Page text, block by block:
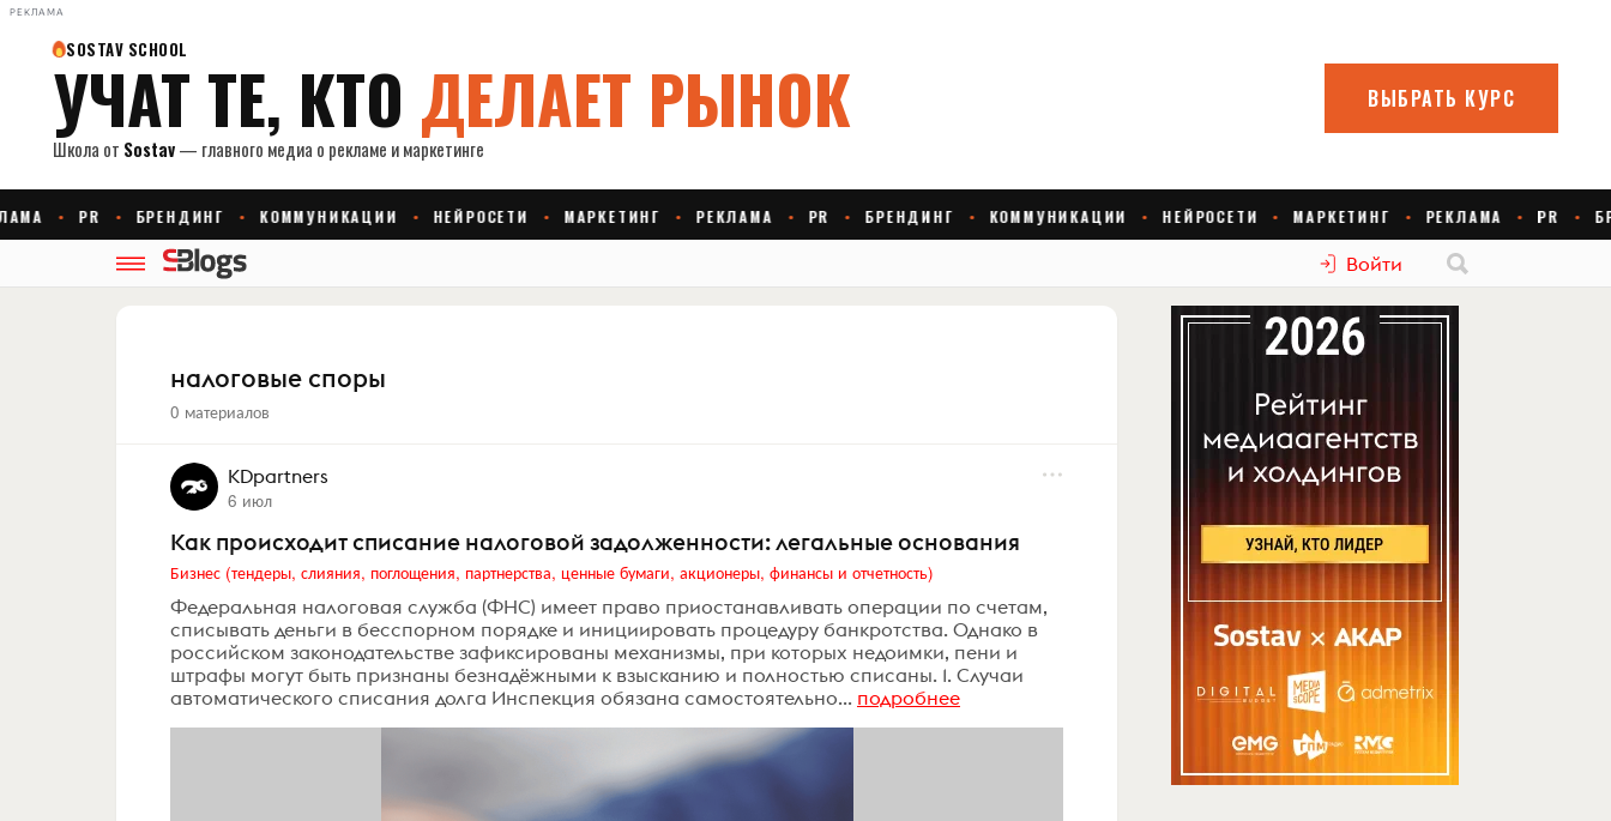
РЕКЛАМА
Войти
налоговые споры
0 материалов
KDpartners
6 июл
Как происходит списание налоговой задолженности: легальные основания
Бизнес (тендеры, слияния, поглощения, партнерства, ценные бумаги, акционеры, финансы и отчетность)
Федеральная налоговая служба (ФНС) имеет право приостанавливать операции по счетам,
списывать деньги в бесспорном порядке и инициировать процедуру банкротства. Однако в
российском законодательстве зафиксированы механизмы, при которых недоимки, пени и
штрафы могут быть признаны безнадёжными к взысканию и полностью списаны. 1. Случаи
автоматического списания долга Инспекция обязана самостоятельно... подробнее